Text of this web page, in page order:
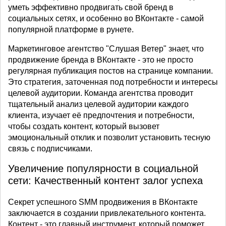
уметь эффективно продвигать свой бренд в
социальных сетях, и особенно во ВКонтакте - самой
популярной платформе в рунете.
Маркетинговое агентство "Слушая Ветер" знает, что
продвижение бренда в ВКонтакте - это не просто
регулярная публикация постов на странице компании.
Это стратегия, заточенная под потребности и интересы
целевой аудитории. Команда агентства проводит
тщательный анализ целевой аудитории каждого
клиента, изучает её предпочтения и потребности,
чтобы создать контент, который вызовет
эмоциональный отклик и позволит установить тесную
связь с подписчиками.
Увеличение популярности в социальной
сети: Качественный контент залог успеха
Секрет успешного SMM продвижения в ВКонтакте
заключается в создании привлекательного контента.